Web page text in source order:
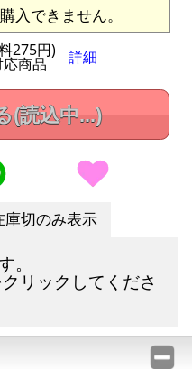
入できません。
275円)
商品 詳細
(読込中...)
庫切のみ表示
。
リックしてくださ